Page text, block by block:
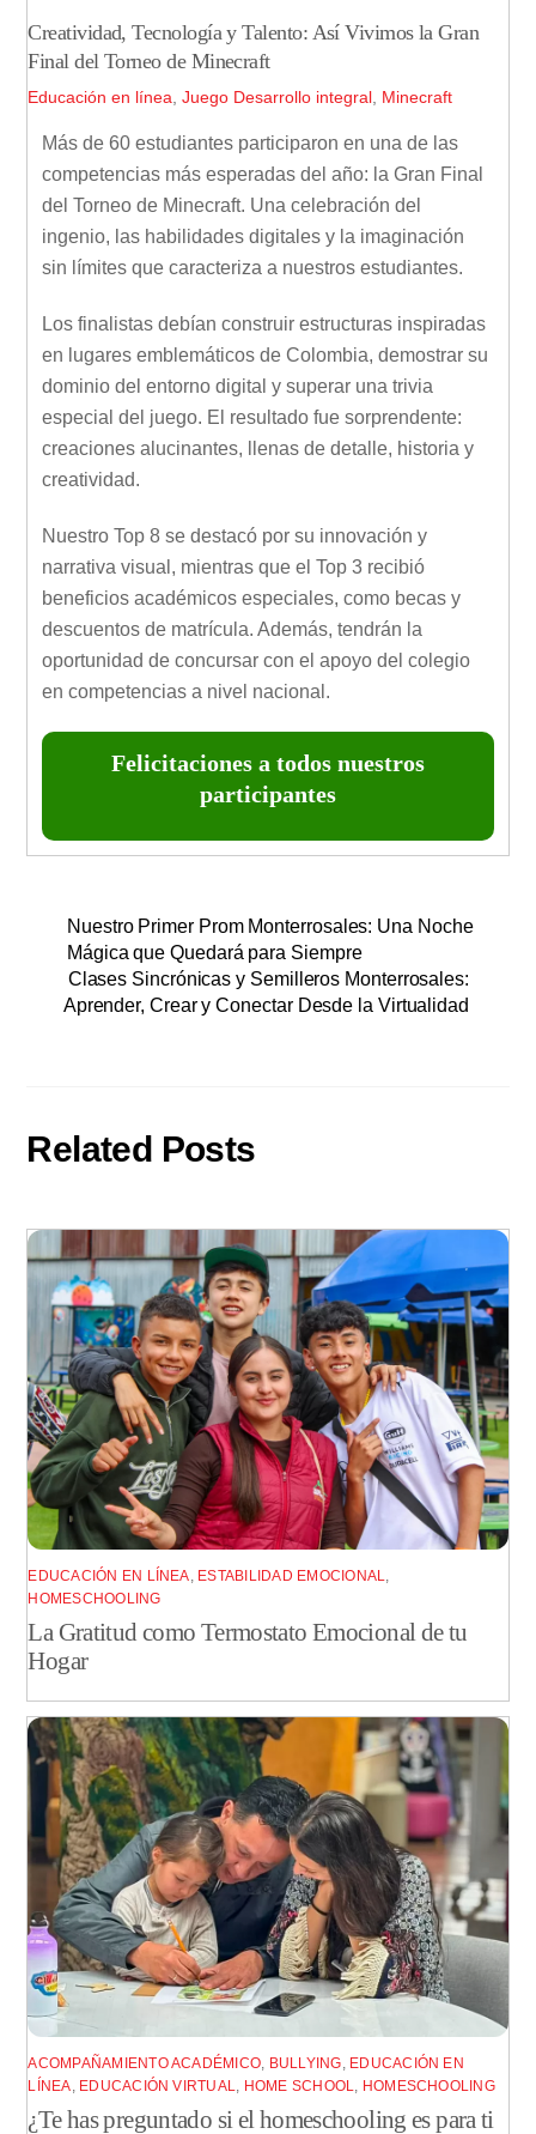
Creatividad, Tecnología y Talento: Así Vivimos la Gran
Final del Torneo de Minecraft
Educación en línea ,Juego Desarrollo integral Minecraft
Más de 60 estudiantes participaron en una de las
competencias más esperadas del año: la Gran Final
del Torneo de Minecraft. Una celebración del
ingenio, las habilidades digitales y la imaginación
sin límites que caracteriza a nuestros estudiantes.
Los finalistas debían construir estructuras inspiradas
en lugares emblemáticos de Colombia, demostrar su
dominio del entorno digital y superar una trivia
especial del juego. El resultado fue sorprendente:
creaciones alucinantes, llenas de detalle, historia y
creatividad.
Nuestro Top 8 se destacó por su innovación y
narrativa visual, mientras que el Top 3 recibió
beneficios académicos especiales, como becas y
descuentos de matrícula. Además, tendrán la
oportunidad de concursar con el apoyo del colegio
en competencias a nivel nacional.
Felicitaciones a todos nuestros
participantes
Nuestro Primer Prom Monterrosales: Una Noche
Mágica que Quedará para Siempre
Clases Sincrónicas y Semilleros Monterrosales:
Aprender, Crear y Conectar Desde la Virtualidad
Related Posts
EDUCACIÓN EN LÍNEA ESTABILIDAD EMOCIONAL
HOMESCHOOLING
La Gratitud como Termostato Emocional de tu
Hogar
ACOMPAÑAMIENTO ACADÉMICO, BULLYING, EDUCACIÓN EN
LÍNEA, EDUCACIÓN VIRTUAL, HOME SCHOOL, HOMESCHOOLING
¿Te has preguntado si el homeschooling es para ti